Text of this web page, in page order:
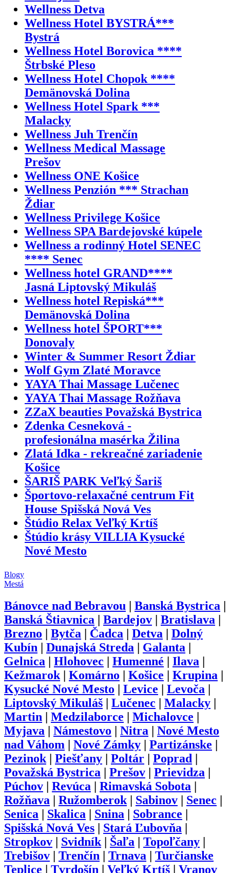
Wellness Detva
Wellness Hotel BYSTRÁ***
Bystrá
Wellness Hotel Borovica ****
Štrbské Pleso
Wellness Hotel Chopok ****
Demänovská Dolina
Wellness Hotel Spark ***
Malacky
Wellness Juh Trenčín
Wellness Medical Massage
Prešov
Wellness ONE Košice
Wellness Penzión *** Strachan
Ždiar
Wellness Privilege Košice
Wellness SPA Bardejovské kúpele
Wellness a rodinný Hotel SENEC
**** Senec
Wellness hotel GRAND****
Jasná Liptovský Mikuláš
Wellness hotel Repiská***
Demänovská Dolina
Wellness hotel ŠPORT***
Donovaly
Winter & Summer Resort Ždiar
Wolf Gym Zlaté Moravce
YAYA Thai Massage Lučenec
YAYA Thai Massage Rožňava
ZZaX beauties Považská Bystrica
Zdenka Cesneková -
profesionálna masérka Žilina
Zlatá Idka - rekreačné zariadenie
Košice
ŠARIŠ PARK Veľký Šariš
Športovo-relaxačné centrum Fit
House Spišská Nová Ves
Štúdio Relax Veľký Krtíš
Štúdio krásy VILLIA Kysucké
Nové Mesto
Blogy
Mestá
Bánovce nad Bebravou | Banská Bystrica |
Banská Štiavnica | Bardejov | Bratislava |
Brezno | Bytča | Čadca | Detva | Dolný
Kubín | Dunajská Streda | Galanta |
Gelnica | Hlohovec | Humenné | Ilava |
Kežmarok | Komárno | Košice | Krupina |
Kysucké Nové Mesto | Levice | Levoča |
Liptovský Mikuláš | Lučenec | Malacky |
Martin | Medzilaborce | Michalovce |
Myjava | Námestovo | Nitra | Nové Mesto
nad Váhom | Nové Zámky | Partizánske |
Pezinok | Piešťany | Poltár | Poprad |
Považská Bystrica | Prešov | Prievidza |
Púchov | Revúca | Rimavská Sobota |
Rožňava | Ružomberok | Sabinov | Senec |
Senica | Skalica | Snina | Sobrance |
Spišská Nová Ves | Stará Ľubovňa |
Stropkov | Svidník | Šaľa | Topoľčany |
Trebišov | Trenčín | Trnava | Turčianske
Teplice | Tvrdošín | Veľký Krtíš | Vranov